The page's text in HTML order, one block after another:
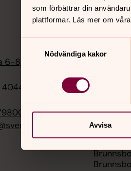
som förbättrar din
plattformar. Läs mer om
Nödvändiga kakor
Avvisa
6-8, 42258
4044, 42204
9 augusti
9
9 augusti